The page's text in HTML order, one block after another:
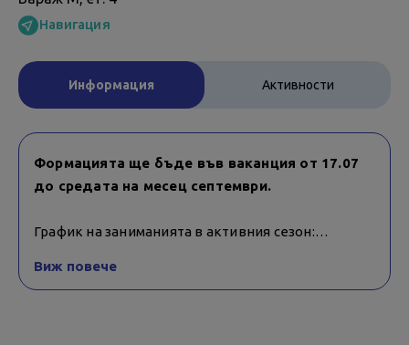
Навигация
Информация Активности
Формацията ще бъде във ваканция от 17.07
до средата на месец септември.
График на заниманията в активния сезон:
Виж повече